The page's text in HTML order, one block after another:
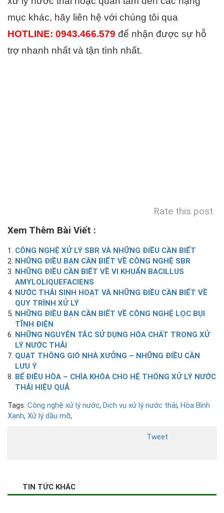
mục khác, hãy liên hệ với chúng tôi qua
HOTLINE: 0943.466.579 để nhận được sự hỗ
trợ nhanh nhất và tận tình nhất.
Rate this post
Xem Thêm Bài Viết :
CÔNG NGHỆ XỬ LÝ SBR VÀ NHỮNG ĐIỀU CẦN BIẾT
NHỮNG ĐIỀU BẠN CẦN BIẾT VỀ CÔNG NGHỆ SBR
NHỮNG ĐIỀU CẦN BIẾT VỀ VI KHUẨN BACILLUS
AMYLOLIQUEFACIENS
NƯỚC THẢI SINH HOẠT VÀ NHỮNG ĐIỀU CẦN BIẾT VỀ
QUY TRÌNH XỬ LÝ
NHỮNG ĐIỀU BẠN CẦN BIẾT VỀ CÔNG NGHỆ LỌC BỤI
TĨNH ĐIỆN
NHỮNG NGUYÊN TẮC SỬ DỤNG HÓA CHẤT TRONG XỬ
LÝ NƯỚC THẢI
QUẠT THÔNG GIÓ NHÀ XƯỞNG – NHỮNG ĐIỀU CẦN
LƯU Ý
BỂ ĐIỀU HÒA – CHÌA KHÓA CHO HỆ THỐNG XỬ LÝ NƯỚC
THẢI HIỆU QUẢ
Tags: Công nghệ xử lý nước, Dịch vụ xử lý nước thải, Hòa Bình
Xanh, Xử lý dầu mỡ,
Tweet
TIN TỨC KHÁC